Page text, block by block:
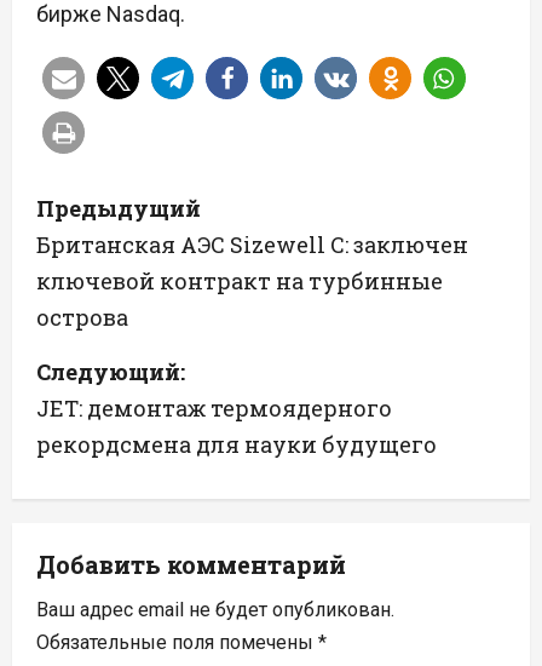
бирже Nasdaq.
Н
а
в
г
а
ц
и
я
п
Предыдущий
Британская АЭС Sizewell C: заключен
ключевой контракт на турбинные
острова
Следующий:
JET: демонтаж термоядерного
рекордсмена для науки будущего
Добавить комментарий
Ваш адрес email не будет опубликован.
Обязательные поля помечены *